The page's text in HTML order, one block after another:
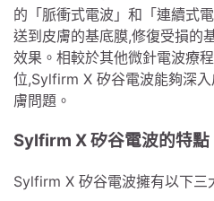
的「脈衝式電波」和「連續式
送到皮膚的基底膜,修復受損的
效果。相較於其他微針電波療
位,Sylfirm X 矽谷電波能夠深
膚問題。
Sylfirm X 矽谷電波的特點
Sylfirm X 矽谷電波擁有以下三